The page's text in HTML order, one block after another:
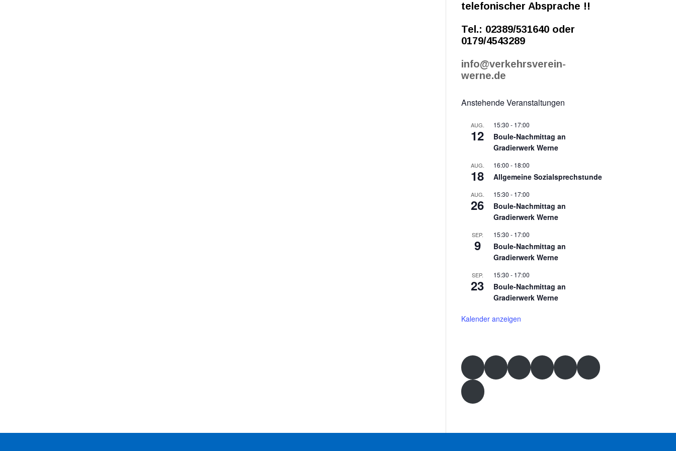
telefonischer Absprache !!
Tel.: 02389/531640 oder
0179/4543289
info@verkehrsverein-
werne.de
Anstehende Veranstaltungen
AUG.
12
15:30 - 17:00
Boule-Nachmittag an
Gradierwerk Werne
AUG.
18
16:00 - 18:00
Allgemeine Sozialsprechstunde
AUG.
26
15:30 - 17:00
Boule-Nachmittag an
Gradierwerk Werne
SEP.
9
15:30 - 17:00
Boule-Nachmittag an
Gradierwerk Werne
SEP.
23
15:30 - 17:00
Boule-Nachmittag an
Gradierwerk Werne
Kalender anzeigen